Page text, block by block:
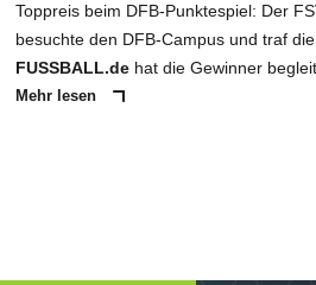
Toppreis beim DFB-Punktespiel: Der
besuchte den DFB-Campus und traf die
FUSSBALL.de hat die Gewinner
Mehr lesen